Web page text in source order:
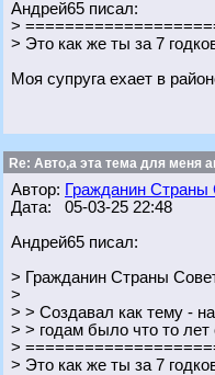
Андрей65 писал:
>
> Это как же ты за 7
Моя супруга ехает в
Re: Авто,а эта тема для меня
Автор: Гражданин Страны
Дата: 05-03-25 22:48
Андрей65 писал:
> Гражданин Страны
>
> > Создавал как тему -
> > годам было что то лет
>
> Это как же ты за 7